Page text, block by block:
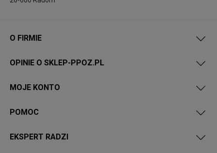
O FIRMIE
OPINIE O SKLEP-PPOZ.PL
MOJE KONTO
POMOC
EKSPERT RADZI